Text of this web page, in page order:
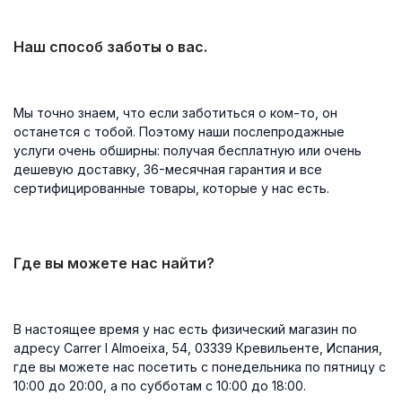
Наш способ заботы о вас.
Мы точно знаем, что если заботиться о ком-то, он
останется с тобой. Поэтому наши послепродажные
услуги очень обширны: получая бесплатную или очень
дешевую доставку, 36-месячная гарантия и все
сертифицированные товары, которые у нас есть.
Где вы можете нас найти?
В настоящее время у нас есть физический магазин по
адресу Carrer l Almoeixa, 54, 03339 Кревильенте, Испания,
где вы можете нас посетить с понедельника по пятницу с
10:00 до 20:00, а по субботам с 10:00 до 18:00.